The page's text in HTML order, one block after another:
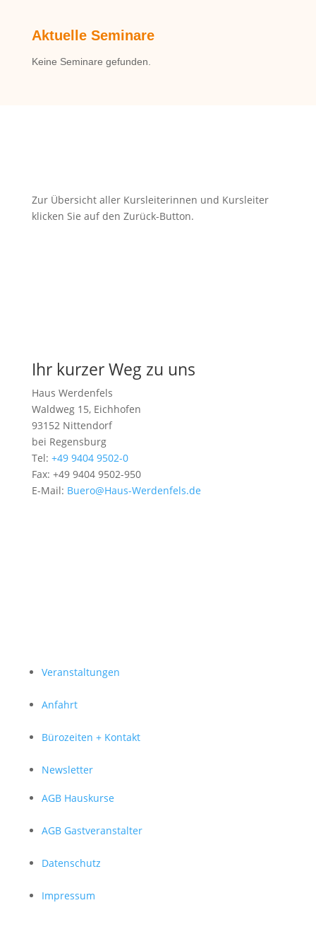
Aktuelle Seminare
Keine Seminare gefunden.
Zur Übersicht aller Kursleiterinnen und Kursleiter
klicken Sie auf den Zurück-Button.
Ihr kurzer Weg zu uns
Haus Werdenfels
Waldweg 15, Eichhofen
93152 Nittendorf
bei Regensburg
Tel: +49 9404 9502-0
Fax: +49 9404 9502-950
E-Mail: Buero@Haus-Werdenfels.de
Veranstaltungen
Anfahrt
Bürozeiten + Kontakt
Newsletter
AGB Hauskurse
AGB Gastveranstalter
Datenschutz
Impressum